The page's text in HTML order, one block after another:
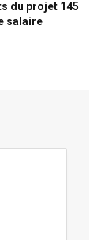
du projet 145
salaire